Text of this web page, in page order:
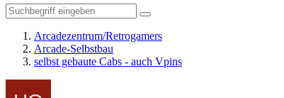
Arcadezentrum/Retrogamers
Arcade-Selbstbau
selbst gebaute Cabs - auch Vpins